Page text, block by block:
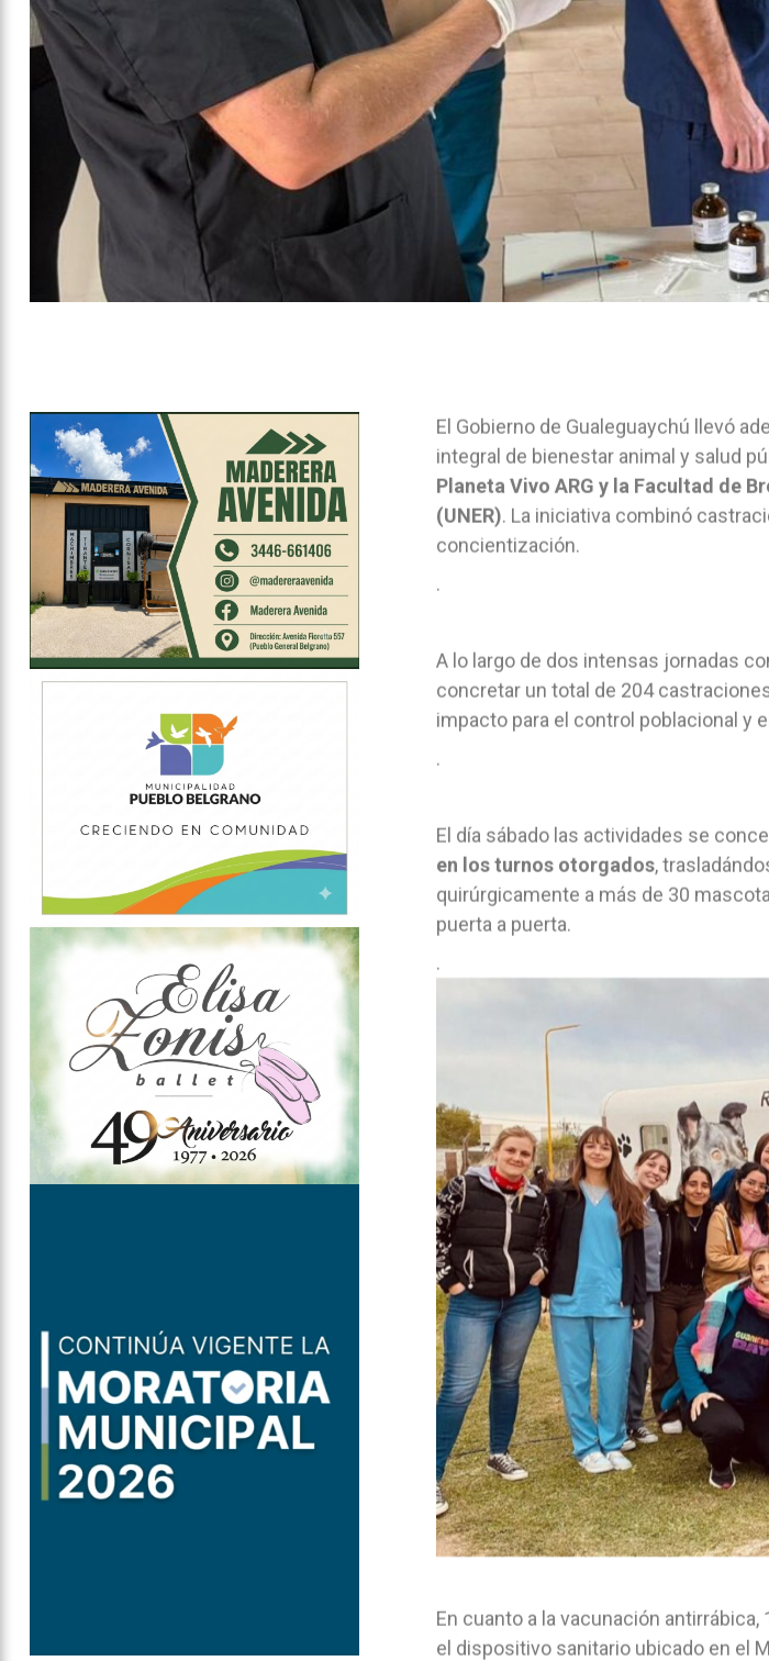
El Gobierno de Gualeguaychú llevó
integral de bienestar animal y salud
Planeta Vivo ARG y la Facultad de
(UNER). La iniciativa combinó
concientización.
.
A lo largo de dos intensas jornadas
concretar un total de 204
impacto para el control poblacional y
.
El día sábado las actividades se
en los turnos otorgados,
quirúrgicamente a más de 30
puerta a puerta.
.
En cuanto a la vacunación
el dispositivo sanitario ubicado en el